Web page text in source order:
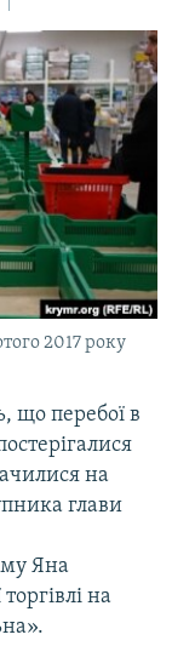
2017 року
що перебої в
на
глави
Яна
на